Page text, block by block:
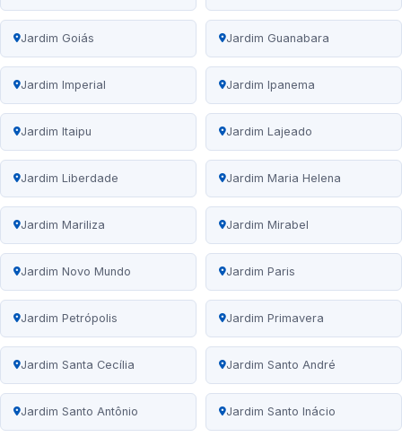
Jardim Goiás Jardim Guanabara
Jardim Imperial Jardim Ipanema
Jardim Itaipu Jardim Lajeado
Jardim Liberdade Jardim Maria Helena
Jardim Mariliza Jardim Mirabel
Jardim Novo Mundo Jardim Paris
Jardim Petrópolis Jardim Primavera
Jardim Santa Cecília Jardim Santo André
Jardim Santo Antônio Jardim Santo Inácio